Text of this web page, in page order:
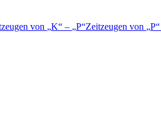
von K – P Zeitzeugen von P